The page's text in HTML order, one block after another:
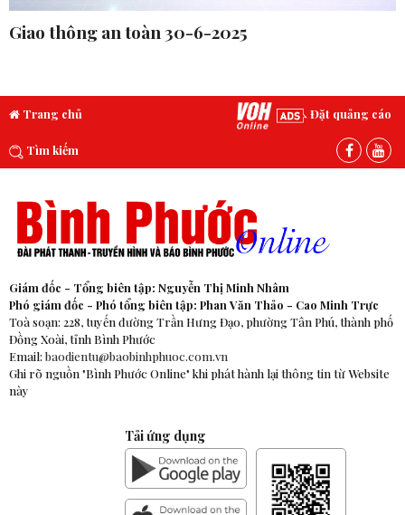
Giao thông an toàn 30-6-2025
Trang chủ Đặt quảng cáo
Tìm kiếm
Giám đốc - Tổng biên tập: Nguyễn Thị Minh Nhâm
Phó giám đốc - Phó tổng biên tập: Phan Văn Thảo - Cao Minh Trực
Toà soạn: 228, tuyến đường Trần Hưng Đạo, phường Tân Phú, thành phố
Đồng Xoài, tỉnh Bình Phước
Email: baodientu@baobinhphuoc.com.vn
Ghi rõ nguồn "Bình Phước Online" khi phát hành lại thông tin từ Website
này
Tải ứng dụng